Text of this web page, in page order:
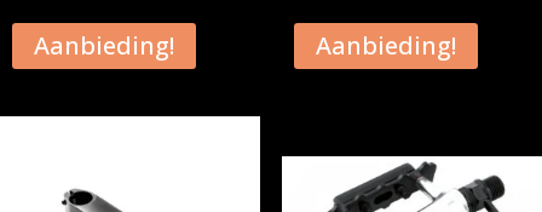
Aanbieding! Aanbieding!